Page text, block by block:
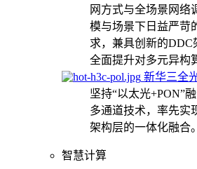
网方式与全场景网络
模与场景下日益严苛
求，兼具创新的DDC
全面提升对多元异构
新华三全
坚持“以太光+PON”
多通道技术，率先实
架构层的一体化融合。
智慧计算